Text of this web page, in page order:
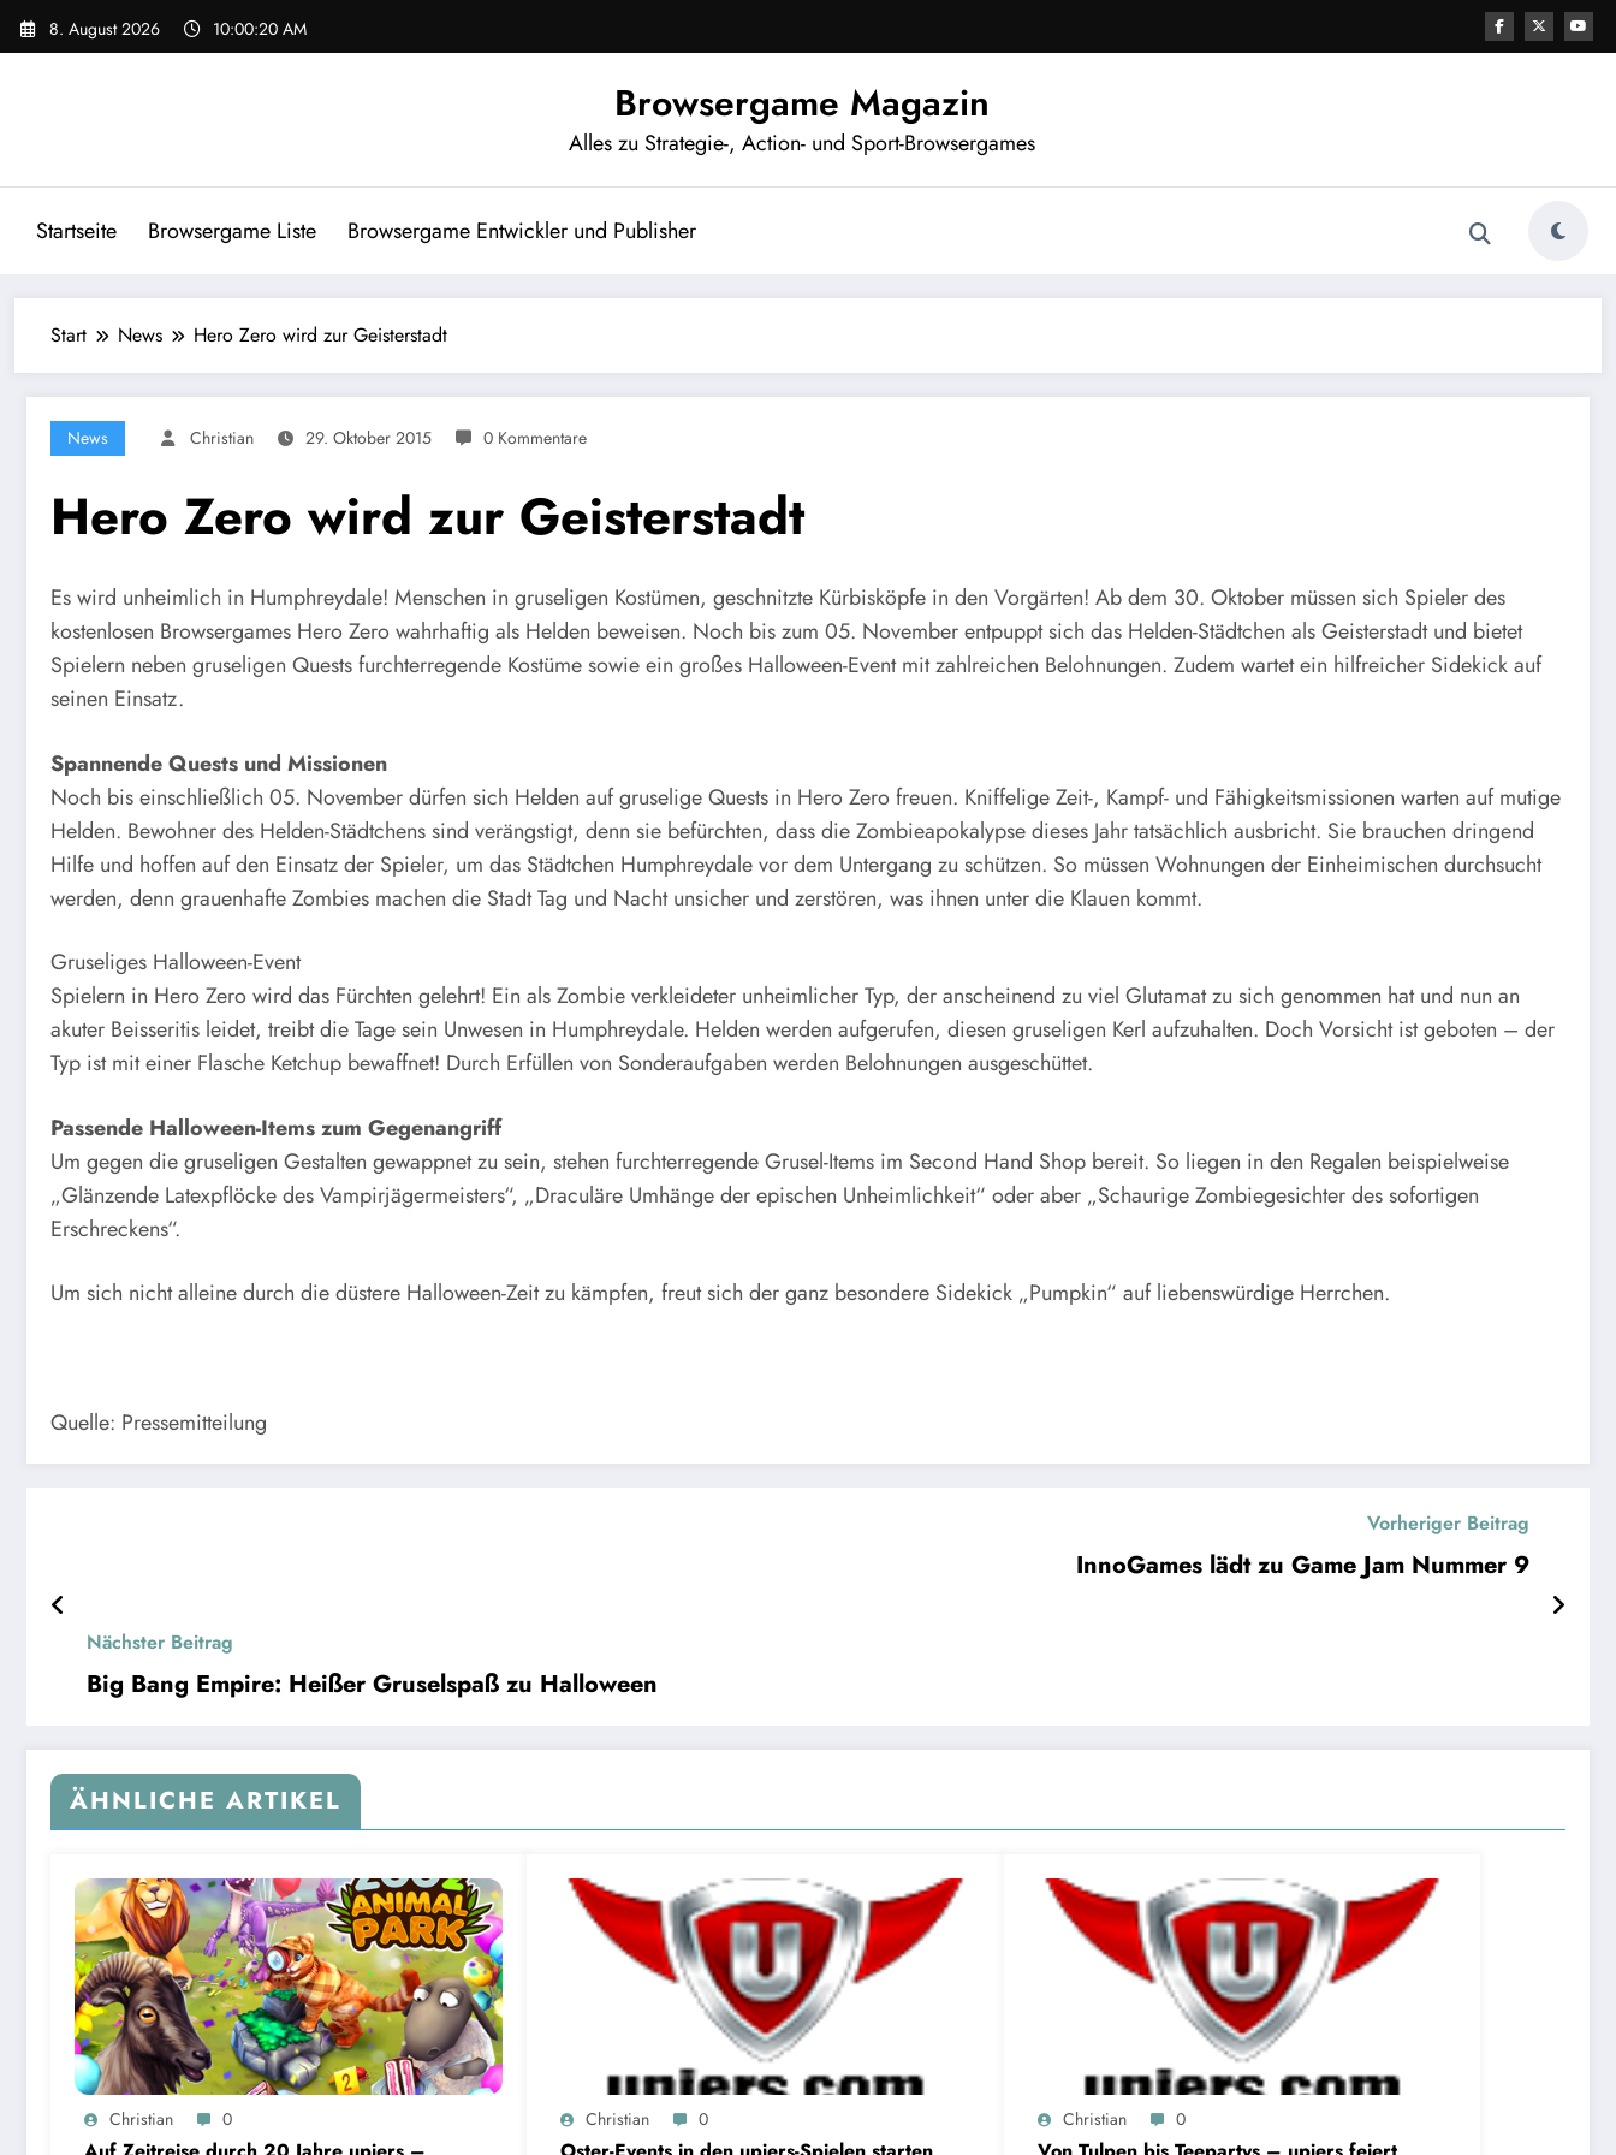
Zum
Inhalt
8. August 2026 10:00:20 AM
Browsergame Magazin
Alles zu Strategie-, Action- und Sport-Browsergames
Startseite Browsergame Liste Browsergame Entwickler und Publisher
Start News Hero Zero wird zur Geisterstadt
News Christian 29. Oktober 2015 0 Kommentare
Hero Zero wird zur Geisterstadt
Es wird unheimlich in Humphreydale! Menschen in gruseligen Kostümen, geschnitzte Kürbisköpfe in den Vorgärten! Ab dem 30. Oktober müssen sich Spieler des
kostenlosen Browsergames Hero Zero wahrhaftig als Helden beweisen. Noch bis zum 05. November entpuppt sich das Helden-Städtchen als Geisterstadt und bietet
Spielern neben gruseligen Quests furchterregende Kostüme sowie ein großes Halloween-Event mit zahlreichen Belohnungen. Zudem wartet ein hilfreicher Sidekick auf
seinen Einsatz.
Spannende Quests und Missionen
Noch bis einschließlich 05. November dürfen sich Helden auf gruselige Quests in Hero Zero freuen. Kniffelige Zeit-, Kampf- und Fähigkeitsmissionen warten auf mutige
Helden. Bewohner des Helden-Städtchens sind verängstigt, denn sie befürchten, dass die Zombieapokalypse dieses Jahr tatsächlich ausbricht. Sie brauchen dringend
Hilfe und hoffen auf den Einsatz der Spieler, um das Städtchen Humphreydale vor dem Untergang zu schützen. So müssen Wohnungen der Einheimischen durchsucht
werden, denn grauenhafte Zombies machen die Stadt Tag und Nacht unsicher und zerstören, was ihnen unter die Klauen kommt.
Gruseliges Halloween-Event
Spielern in Hero Zero wird das Fürchten gelehrt! Ein als Zombie verkleideter unheimlicher Typ, der anscheinend zu viel Glutamat zu sich genommen hat und nun an
akuter Beisseritis leidet, treibt die Tage sein Unwesen in Humphreydale. Helden werden aufgerufen, diesen gruseligen Kerl aufzuhalten. Doch Vorsicht ist geboten – der
Typ ist mit einer Flasche Ketchup bewaffnet! Durch Erfüllen von Sonderaufgaben werden Belohnungen ausgeschüttet.
Passende Halloween-Items zum Gegenangriff
Um gegen die gruseligen Gestalten gewappnet zu sein, stehen furchterregende Grusel-Items im Second Hand Shop bereit. So liegen in den Regalen beispielweise
„Glänzende Latexpflöcke des Vampirjägermeisters“, „Draculäre Umhänge der epischen Unheimlichkeit“ oder aber „Schaurige Zombiegesichter des sofortigen
Erschreckens“.
Um sich nicht alleine durch die düstere Halloween-Zeit zu kämpfen, freut sich der ganz besondere Sidekick „Pumpkin“ auf liebenswürdige Herrchen.
Quelle: Pressemitteilung
Vorheriger Beitrag
InnoGames lädt zu Game Jam Nummer 9
Nächster Beitrag
Big Bang Empire: Heißer Gruselspaß zu Halloween
ÄHNLICHE ARTIKEL
Christian 0 Christian 0 Christian 0